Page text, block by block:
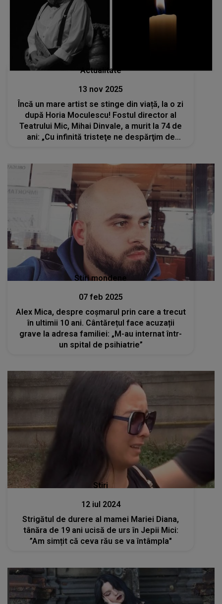
Actualitate
13 nov 2025
Încă un mare artist se stinge din viață, la o zi
după Horia Moculescu! Fostul director al
Teatrului Mic, Mihai Dinvale, a murit la 74 de
ani: „Cu infinită tristeţe ne despărţim de
Stiri mondene
07 feb 2025
Alex Mica, despre coșmarul prin care a trecut
în ultimii 10 ani. Cântărețul face acuzații
grave la adresa familiei: „M-au internat într-
un spital de psihiatrie”
Stiri
12 iul 2024
Strigătul de durere al mamei Mariei Diana,
tânăra de 19 ani ucisă de urs în Jepii Mici:
”Am simțit că ceva rău se va întâmpla"